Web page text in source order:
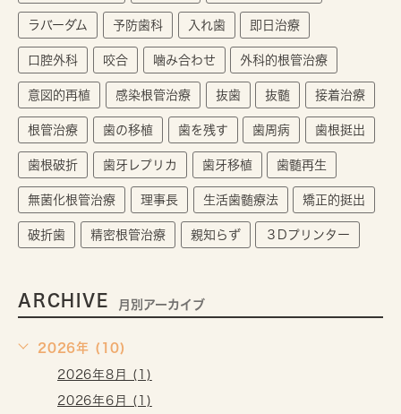
ラバーダム 予防歯科 入れ歯 即日治療
口腔外科 咬合 噛み合わせ 外科的根管治療
意図的再植 感染根管治療 抜歯 抜髄 接着治療
根管治療 歯の移植 歯を残す 歯周病 歯根挺出
歯根破折 歯牙レプリカ 歯牙移植 歯髄再生
無菌化根管治療 理事長 生活歯髄療法 矯正的挺出
破折歯 精密根管治療 親知らず ３Dプリンター
ARCHIVE 月別アーカイブ
2026年 (10)
2026年8月 (1)
2026年6月 (1)